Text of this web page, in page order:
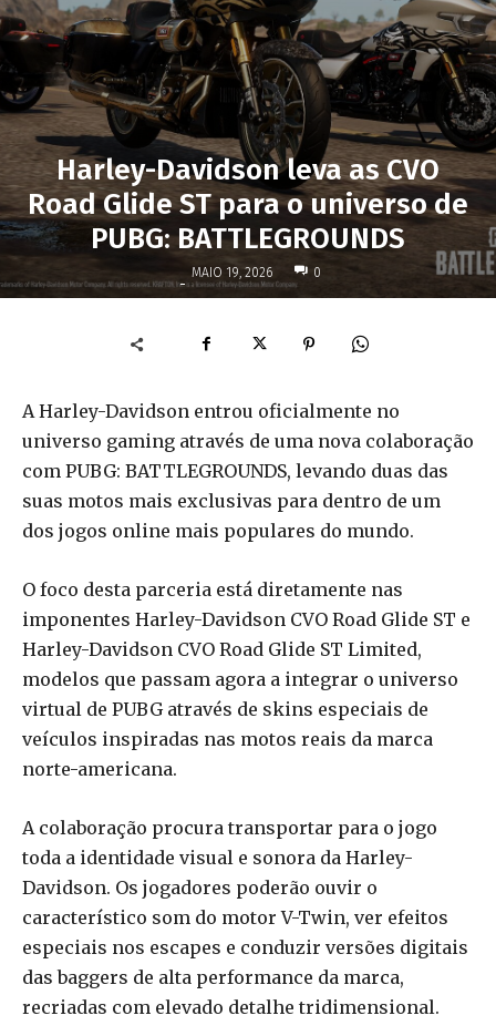
Harley-Davidson leva as CVO
Road Glide ST para o universo de
PUBG: BATTLEGROUNDS
- MAIO 19, 2026 0
A Harley-Davidson entrou oficialmente no
universo gaming através de uma nova colaboração
com PUBG: BATTLEGROUNDS, levando duas das
suas motos mais exclusivas para dentro de um
dos jogos online mais populares do mundo.
O foco desta parceria está diretamente nas
imponentes Harley-Davidson CVO Road Glide ST e
Harley-Davidson CVO Road Glide ST Limited,
modelos que passam agora a integrar o universo
virtual de PUBG através de skins especiais de
veículos inspiradas nas motos reais da marca
norte-americana.
A colaboração procura transportar para o jogo
toda a identidade visual e sonora da Harley-
Davidson. Os jogadores poderão ouvir o
característico som do motor V-Twin, ver efeitos
especiais nos escapes e conduzir versões digitais
das baggers de alta performance da marca,
recriadas com elevado detalhe tridimensional.